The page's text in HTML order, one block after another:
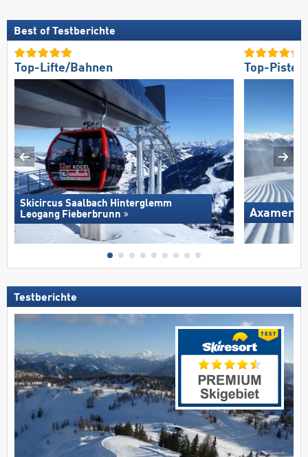
Best of Testberichte
Top-Lifte/Bahnen
Skicircus Saalbach Hinterglemm
Leogang Fieberbrunn
Top-
Axamer
Testberichte